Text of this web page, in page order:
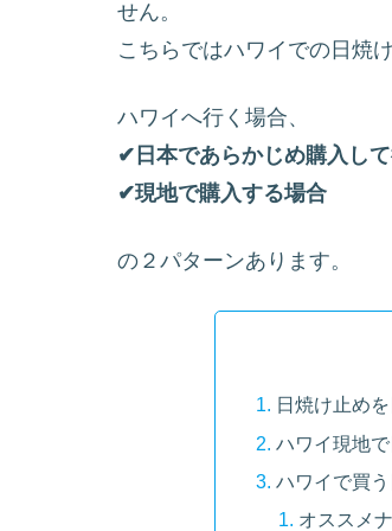
せん。
こちらではハワイでの日焼
ハワイへ行く場合、
✔︎日本であらかじめ購入し
✔︎現地で購入する場合
の２パターンあります。
日焼け止め
ハワイ現地
ハワイで買
オススメ